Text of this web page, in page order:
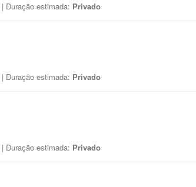
| Duração estimada: Privado
| Duração estimada: Privado
| Duração estimada: Privado